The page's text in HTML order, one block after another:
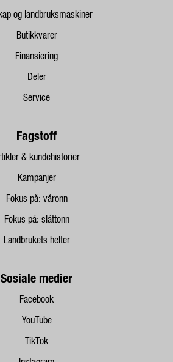
og landbruksmaskiner
Butikkvarer
Finansiering
Deler
Service
Fagstoff
& kundehistorier
Kampanjer
Fokus på: våronn
Fokus på: slåttonn
Landbrukets helter
Sosiale medier
Facebook
YouTube
TikTok